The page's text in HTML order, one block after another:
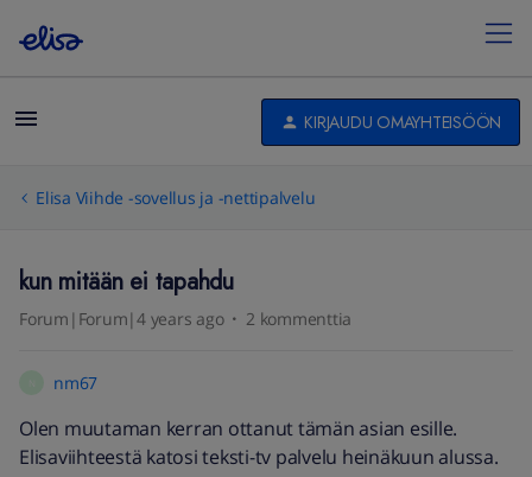
KIRJAUDU OMAYHTEISÖÖN
Elisa Viihde -sovellus ja -nettipalvelu
kun mitään ei tapahdu
Forum|Forum|4 years ago 2 kommenttia
nm67
Olen muutaman kerran ottanut tämän asian esille.
Elisaviihteestä katosi teksti-tv palvelu heinäkuun alussa.